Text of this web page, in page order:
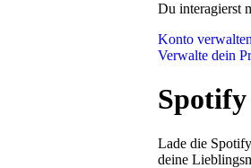
Du interagierst
Konto verwalten
Verwalte dein
Lade die
deine